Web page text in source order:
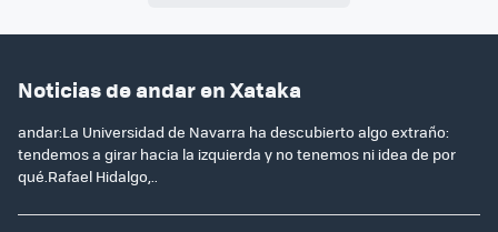
Noticias de andar en Xataka
andar:La Universidad de Navarra ha descubierto algo extraño:
tendemos a girar hacia la izquierda y no tenemos ni idea de por
qué.Rafael Hidalgo,..